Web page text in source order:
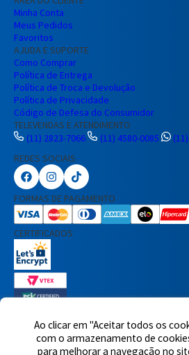
Ao clicar em "Aceitar todos os
com o armazenamento de
para melhorar a navegação no
Minha Conta
Meus Pedidos
Favoritos
AJUDA E SUPORTE
Como Comprar
Política de Entrega
Política de Troca e Devolução
Política de Privacidade
Código de Defesa do Consumidor
TELEVENDAS E ATENDIMENTO
(11) 2823-7066
(11) 4580-0085
REDES SOCIAIS
FORMAS DE PAGAMENTO
CERTIFICADOS
7460 avaliações reais
Nome Completo